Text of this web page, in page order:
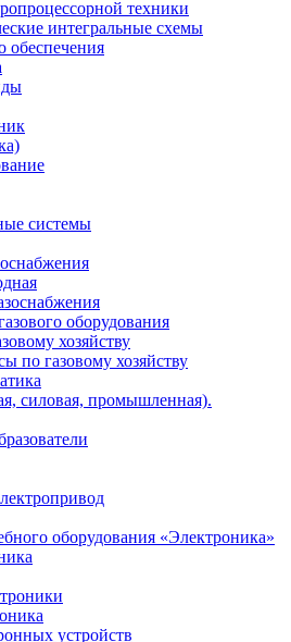
техники
интегральные схемы
обеспечения
системы
оборудования
хозяйству
по газовому хозяйству
силовая, промышленная).
оборудования «Электроника»
устройств